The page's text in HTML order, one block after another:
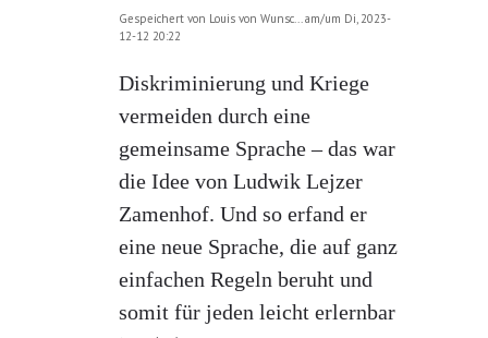
Gespeichert von Louis von Wunsc...
am/um Di, 2023-
12-12 20:22
Diskriminierung und Kriege
vermeiden durch eine
gemeinsame Sprache – das war
die Idee von Ludwik Lejzer
Zamenhof. Und so erfand er
eine neue Sprache, die auf ganz
einfachen Regeln beruht und
somit für jeden leicht erlernbar